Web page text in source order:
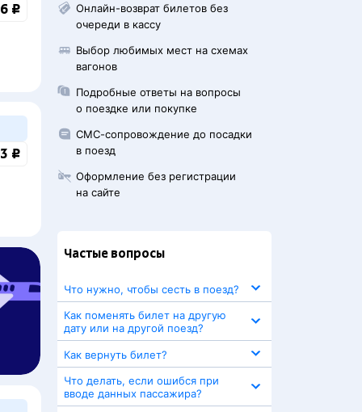
₽
₽
Онлайн-возврат билетов без
очереди в кассу
Выбор любимых мест на схемах
вагонов
Подробные ответы на вопросы
о поездке или покупке
СМС-сопровождение до посадки
в поезд
Оформление без регистрации
на сайте
Частые вопросы
Что нужно, чтобы сесть в поезд?
Как поменять билет на другую
дату или на другой поезд?
Как вернуть билет?
Что делать, если ошибся при
вводе данных пассажира?